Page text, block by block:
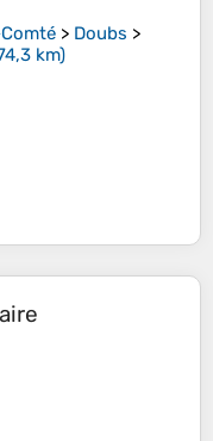
> Doubs >
km)